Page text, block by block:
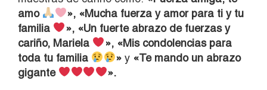
amo
», «Mucha fuerza y amor para ti y tu
familia
», «Un fuerte abrazo de fuerzas y
cariño, Mariela
», «Mis condolencias para
toda tu familia
» y «Te mando un abrazo
gigante
».